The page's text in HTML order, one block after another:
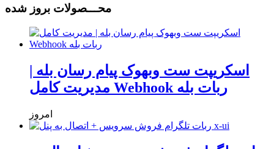
محـــصولات بروز شده
اسکریپت ست وبهوک پیام رسان بله |
مدیریت کامل Webhook ربات بله
امروز